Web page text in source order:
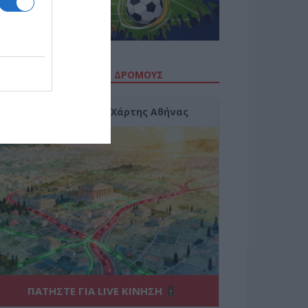
ΤΗΝ ΚΙΝΗΣΗ ΣΤΟΥΣ ΔΡΌΜΟΥΣ
Κίνηση Τώρα: Live Χάρτης Αθήνας
ΠΑΤΗΣΤΕ ΓΙΑ LIVE ΚΙΝΗΣΗ